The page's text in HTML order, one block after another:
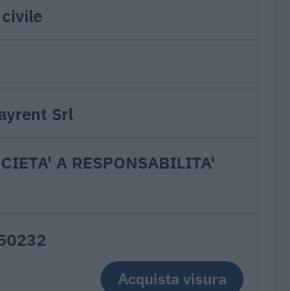
Srl
A RESPONSABILITA'
Acquista visura